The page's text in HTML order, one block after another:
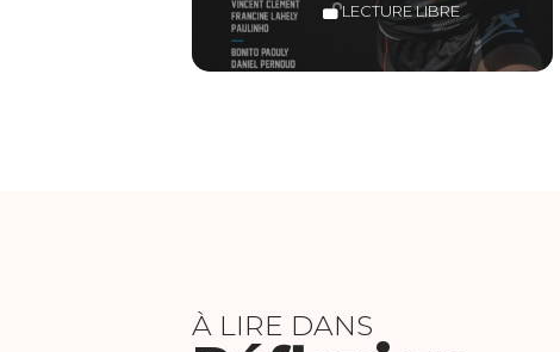
LECTURE LIBRE
À LIRE DANS